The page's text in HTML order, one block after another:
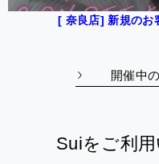
[ 奈良店] 新規のお
開催中
Suiをご利